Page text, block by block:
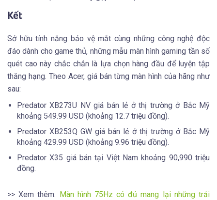
Kết
Sở hữu tính năng bảo vệ mắt cùng những công nghệ độc
đáo dành cho game thủ, những mẫu màn hình gaming tần số
quét cao này chắc chắn là lựa chọn hàng đầu để luyện tập
thăng hạng. Theo Acer, giá bán từng màn hình của hãng như
sau:
Predator XB273U NV giá bán lẻ ở thị trường ở Bắc Mỹ
khoảng 549.99 USD (khoảng 12.7 triệu đồng).
Predator XB253Q GW giá bán lẻ ở thị trường ở Bắc Mỹ
khoảng 429.99 USD (khoảng 9.96 triệu đồng).
Predator X35 giá bán tại Việt Nam khoảng 90,990 triệu
đồng.
>> Xem thêm: Màn hình 75Hz có đủ mang lại những trải